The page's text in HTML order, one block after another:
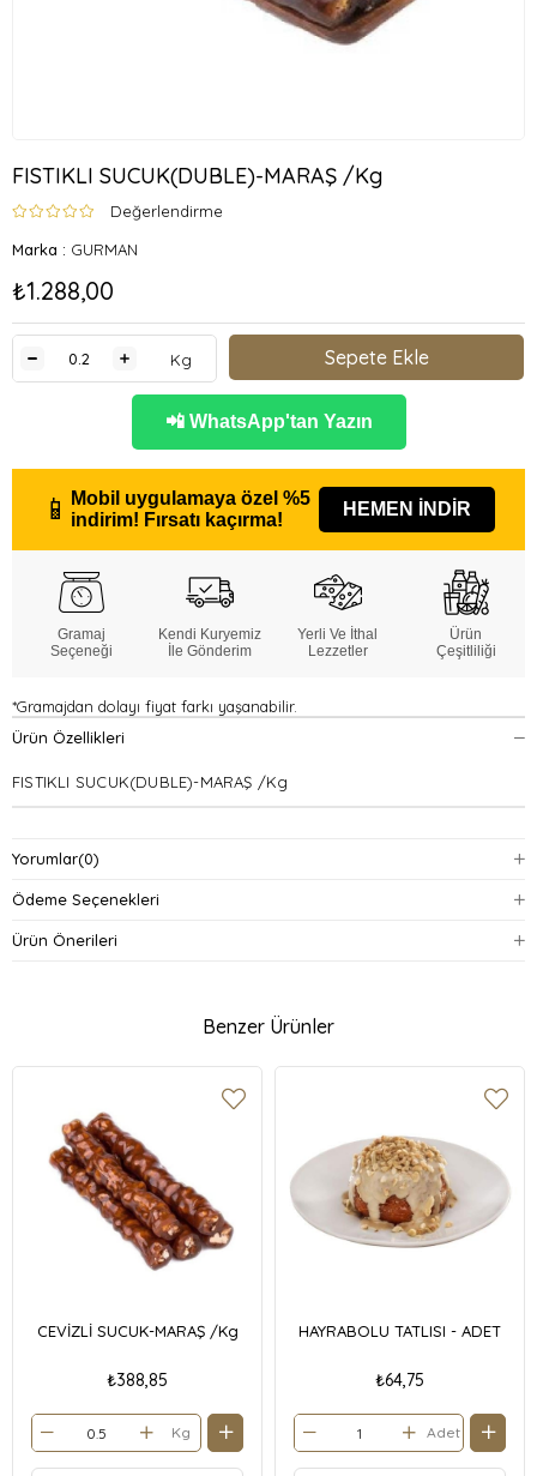
FISTIKLI SUCUK(DUBLE)-MARAŞ /Kg
Değerlendirme
Marka : GURMAN
₺1.288,00
Kg
📲 WhatsApp'tan Yazın
📱 Mobil uygulamaya özel %5
indirim! Fırsatı kaçırma!
HEMEN İNDİR
Gramaj
Seçeneği
Kendi Kuryemiz
İle Gönderim
Yerli Ve İthal
Lezzetler
Ürün
Çeşitliliği
*Gramajdan dolayı fiyat farkı yaşanabilir.
Ürün Özellikleri
FISTIKLI SUCUK(DUBLE)-MARAŞ /Kg
Yorumlar(0)
Ödeme Seçenekleri
Ürün Önerileri
Benzer Ürünler
CEVİZLİ SUCUK-MARAŞ /Kg
₺388,85
Kg
HAYRABOLU TATLISI - ADET
₺64,75
Adet